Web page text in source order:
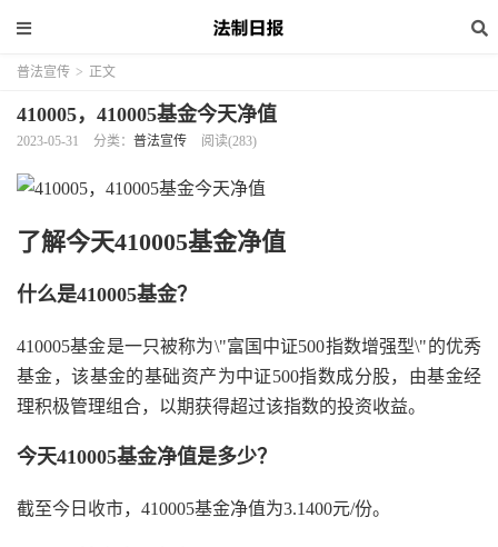
普法宣传 > 正文
410005，410005基金今天净值
2023-05-31 分类： 普法宣传 阅读(283)
了解今天410005基金净值
什么是410005基金？
410005基金是一只被称为\"富国中证500指数增强型\"的优秀
基金，该基金的基础资产为中证500指数成分股，由基金经
理积极管理组合，以期获得超过该指数的投资收益。
今天410005基金净值是多少？
截至今日收市，410005基金净值为3.1400元/份。